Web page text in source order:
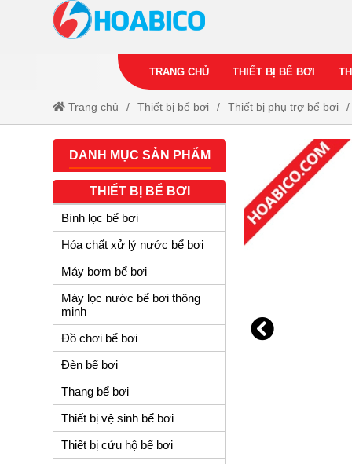
TRANG CHỦ THIẾT BỊ BỂ BƠI
Trang chủ Thiết bị bể bơi Thiết bị phụ trợ bể bơi
DANH MỤC SẢN PHẨM
THIẾT BỊ BỂ BƠI
Bình lọc bể bơi
Hóa chất xử lý nước bể bơi
Máy bơm bể bơi
Máy lọc nước bể bơi thông
minh
Đồ chơi bể bơi
Đèn bể bơi
Thang bể bơi
Thiết bị vệ sinh bể bơi
Thiết bị cứu hộ bể bơi